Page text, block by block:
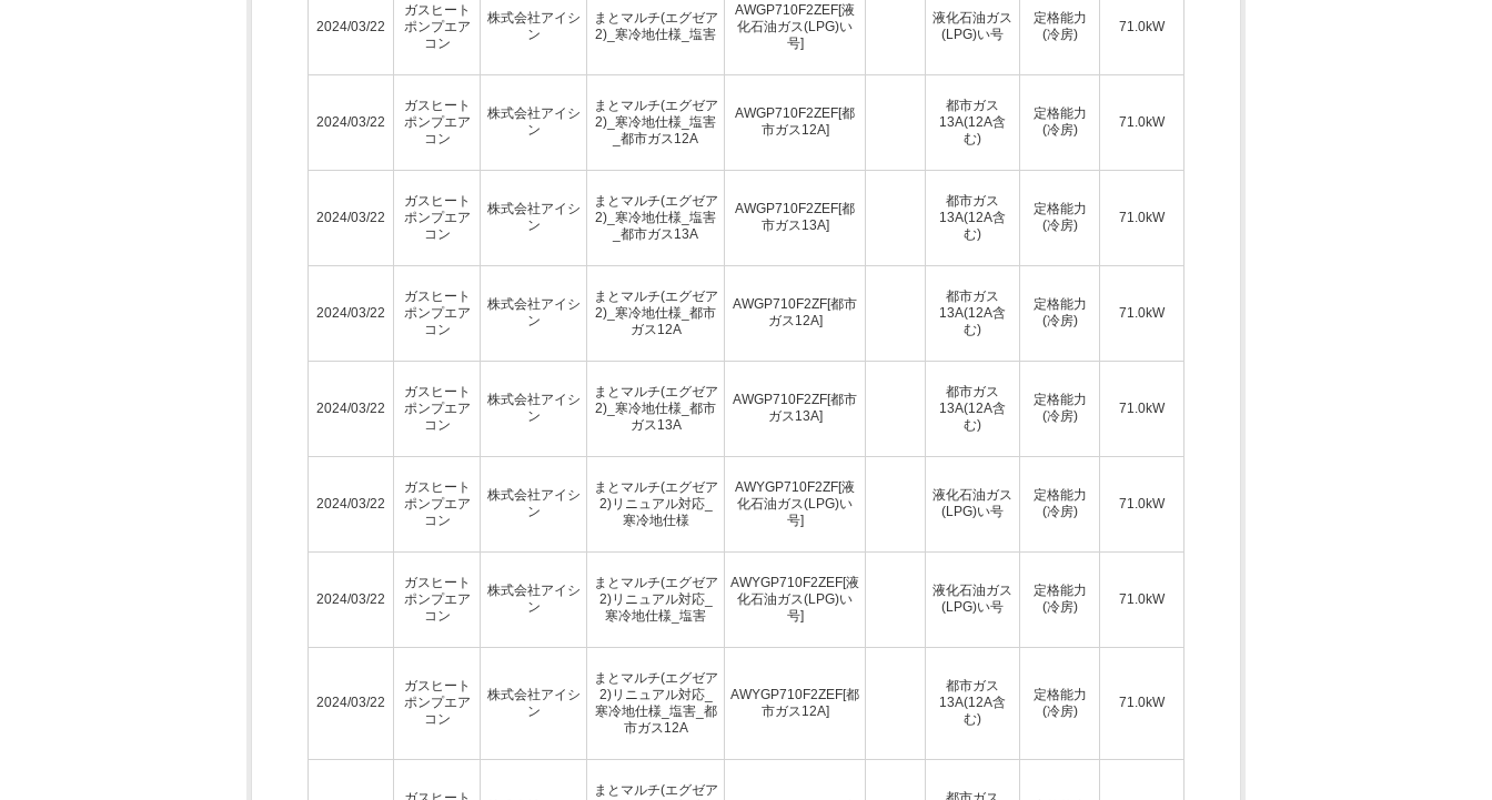
2024/03/22
ガスヒート
ポンプエア
コン
株式会社アイシ
ン
まとマルチ(エグゼア
2)_寒冷地仕様_塩害
AWGP710F2ZEF[液
化石油ガス(LPG)い
号]
液化石油ガス
(LPG)い号
定格能力
(冷房)
71.0kW
2024/03/22
ガスヒート
ポンプエア
コン
株式会社アイシ
ン
まとマルチ(エグゼア
2)_寒冷地仕様_塩害
_都市ガス12A
AWGP710F2ZEF[都
市ガス12A]
都市ガス
13A(12A含
む)
定格能力
(冷房)
71.0kW
2024/03/22
ガスヒート
ポンプエア
コン
株式会社アイシ
ン
まとマルチ(エグゼア
2)_寒冷地仕様_塩害
_都市ガス13A
AWGP710F2ZEF[都
市ガス13A]
都市ガス
13A(12A含
む)
定格能力
(冷房)
71.0kW
2024/03/22
ガスヒート
ポンプエア
コン
株式会社アイシ
ン
まとマルチ(エグゼア
2)_寒冷地仕様_都市
ガス12A
AWGP710F2ZF[都市
ガス12A]
都市ガス
13A(12A含
む)
定格能力
(冷房)
71.0kW
2024/03/22
ガスヒート
ポンプエア
コン
株式会社アイシ
ン
まとマルチ(エグゼア
2)_寒冷地仕様_都市
ガス13A
AWGP710F2ZF[都市
ガス13A]
都市ガス
13A(12A含
む)
定格能力
(冷房)
71.0kW
2024/03/22
ガスヒート
ポンプエア
コン
株式会社アイシ
ン
まとマルチ(エグゼア
2)リニュアル対応_
寒冷地仕様
AWYGP710F2ZF[液
化石油ガス(LPG)い
号]
液化石油ガス
(LPG)い号
定格能力
(冷房)
71.0kW
2024/03/22
ガスヒート
ポンプエア
コン
株式会社アイシ
ン
まとマルチ(エグゼア
2)リニュアル対応_
寒冷地仕様_塩害
AWYGP710F2ZEF[液
化石油ガス(LPG)い
号]
液化石油ガス
(LPG)い号
定格能力
(冷房)
71.0kW
2024/03/22
ガスヒート
ポンプエア
コン
株式会社アイシ
ン
まとマルチ(エグゼア
2)リニュアル対応_
寒冷地仕様_塩害_都
市ガス12A
AWYGP710F2ZEF[都
市ガス12A]
都市ガス
13A(12A含
む)
定格能力
(冷房)
71.0kW
まとマルチ(エグゼア